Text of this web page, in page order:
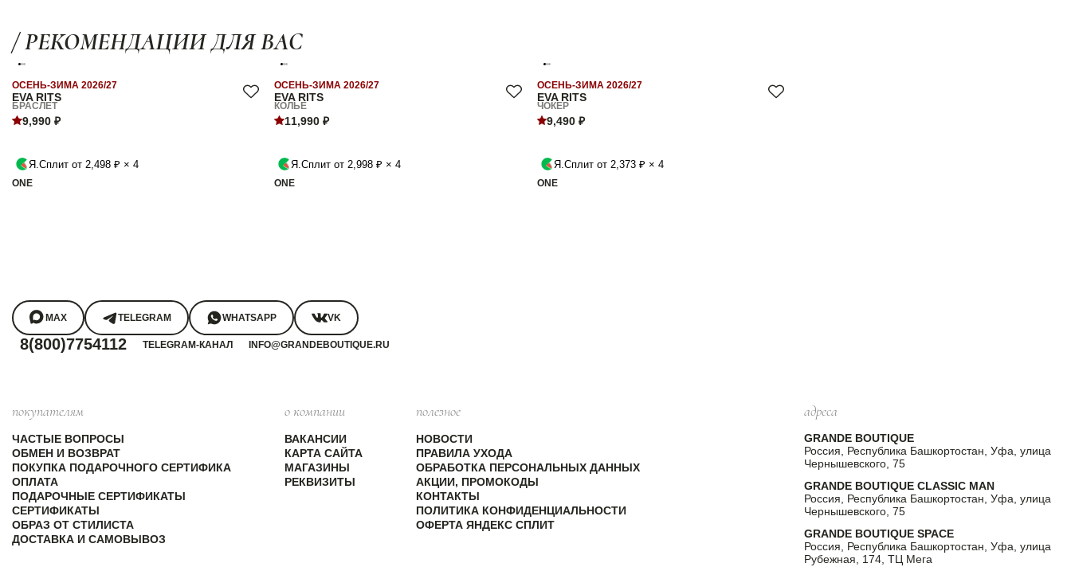
/ РЕКОМЕНДАЦИИ ДЛЯ ВАС
EVA RITS
ОСЕНЬ-ЗИМА 2026/27
БРАСЛЕТ
9,990 ₽
Я.Сплит от 2,498 ₽ × 4
ONE
EVA RITS
ОСЕНЬ-ЗИМА 2026/27
КОЛЬЕ
11,990 ₽
Я.Сплит от 2,998 ₽ × 4
ONE
EVA RITS
ОСЕНЬ-ЗИМА 2026/27
ЧОКЕР
9,490 ₽
Я.Сплит от 2,373 ₽ × 4
ONE
MAX TELEGRAM WHATSAPP VK
8(800)7754112 TELEGRAM-КАНАЛ INFO@GRANDEBOUTIQUE.RU
покупателям
ЧАСТЫЕ ВОПРОСЫ
ОБМЕН И ВОЗВРАТ
ПОКУПКА ПОДАРОЧНОГО СЕРТИФИКА
ОПЛАТА
ПОДАРОЧНЫЕ СЕРТИФИКАТЫ
СЕРТИФИКАТЫ
ОБРАЗ ОТ СТИЛИСТА
ДОСТАВКА И САМОВЫВОЗ
о компании
ВАКАНСИИ
КАРТА САЙТА
МАГАЗИНЫ
РЕКВИЗИТЫ
полезное
НОВОСТИ
ПРАВИЛА УХОДА
ОБРАБОТКА ПЕРСОНАЛЬНЫХ ДАННЫХ
АКЦИИ, ПРОМОКОДЫ
КОНТАКТЫ
ПОЛИТИКА КОНФИДЕНЦИАЛЬНОСТИ
ОФЕРТА ЯНДЕКС СПЛИТ
адреса
GRANDE BOUTIQUE
Россия, Республика Башкортостан, Уфа, улица
Чернышевского, 75
GRANDE BOUTIQUE CLASSIC MAN
Россия, Республика Башкортостан, Уфа, улица
Чернышевского, 75
GRANDE BOUTIQUE SPACE
Россия, Республика Башкортостан, Уфа, улица
Рубежная, 174, ТЦ Мега